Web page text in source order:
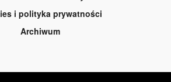
i polityka prywatności
Archiwum